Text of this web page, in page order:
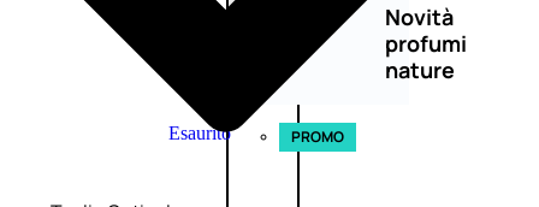
Novità
profumi
nature
Esaurito PROMO